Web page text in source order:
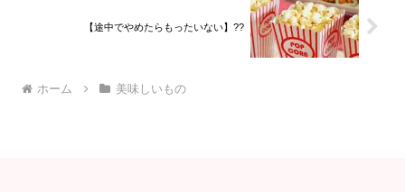
【途中でやめたらもったいない】??
ホーム 美味しいもの